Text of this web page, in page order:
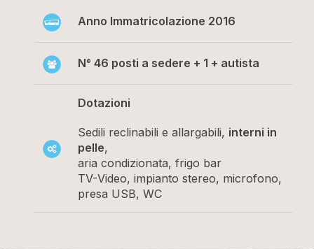
Anno Immatricolazione 2016
N° 46 posti a sedere + 1 + autista
Dotazioni
Sedili reclinabili e allargabili, interni in
pelle,
aria condizionata, frigo bar
TV-Video, impianto stereo, microfono,
presa USB, WC